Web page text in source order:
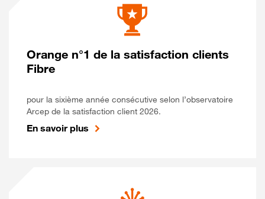
Orange n°1 de la satisfaction clients
Fibre
pour la sixième année consécutive selon l’observatoire
Arcep de la satisfaction client 2026.
En savoir plus